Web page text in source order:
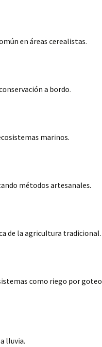
en áreas cerealistas.
a bordo.
marinos.
métodos artesanales.
de la agricultura tradicional.
como riego por goteo
lluvia.